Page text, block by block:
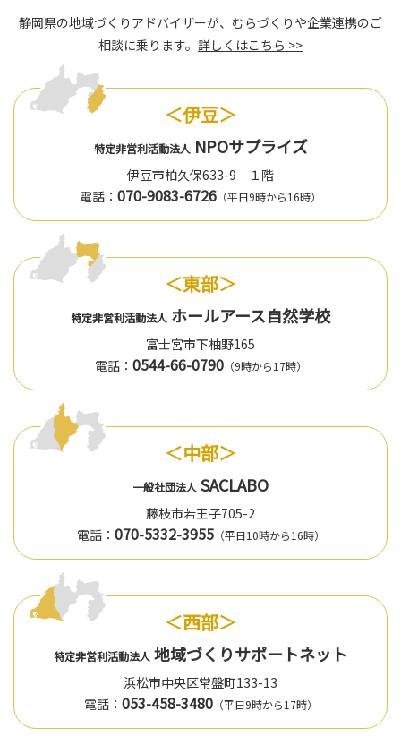
静岡県の地域づくりアドバイザーが、むらづくりや企業連携のご
相談に乗ります。 詳しくはこちら >>
＜伊豆＞
特定非営利活動法人 NPOサプライズ
伊豆市柏久保633-9 １階
電話： 070-9083-6726 （平日9時から16時）
＜東部＞
特定非営利活動法人 ホールアース自然学校
富士宮市下柚野165
電話： 0544-66-0790（9時から17時）
＜中部＞
一般社団法人 SACLABO
藤枝市若王子705-2
電話： 070-5332-3955（平日10時から16時）
＜西部＞
特定非営利活動法人 地域づくりサポートネット
浜松市中央区常盤町133-13
電話： 053-458-3480（平日9時から17時）